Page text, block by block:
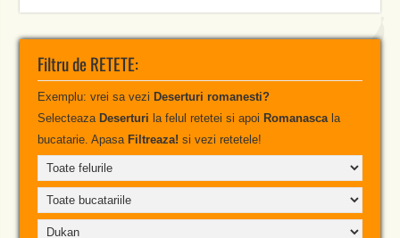
Filtru de RETETE:
Exemplu: vrei sa vezi Deserturi romanesti?
Selecteaza Deserturi la felul retetei si apoi Romanascala
bucatarie. Apasa Filtreaza! si vezi retetele!